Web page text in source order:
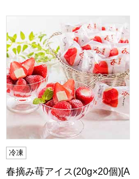
春摘み苺アイス(20g×20個
冷凍
春摘み苺アイス(20g×20個)[A